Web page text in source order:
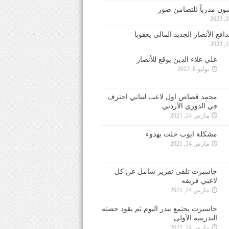
مدرباً للتضامن صور
الأنصار الجديد المالي يعقوبا
علي علاء الدين يوقع للأنصار
يوليو 8, 2023
محمد قصاص اول لاعب لبناني احترف
في الدوري الأردني
مارس 24, 2021
مشكلة ايوب حلت بهدوء
مارس 24, 2021
جاسبرت تلقى تقرير شامل عن كل
لاعبي فريقه
مارس 24, 2021
جاسبرت يجتمع ببدر اليوم ثم يقود حصته
التدريبية الأولى
مارس 24, 2021